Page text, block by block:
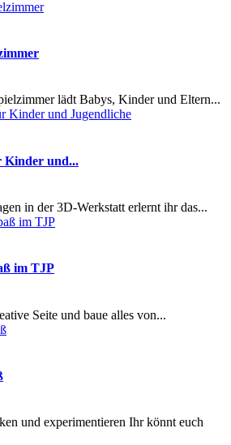
lädt Babys, Kinder und Eltern...
Kinder und...
in der 3D-Werkstatt erlernt ihr das...
im TJP
Seite und baue alles von...
und experimentieren Ihr könnt euch